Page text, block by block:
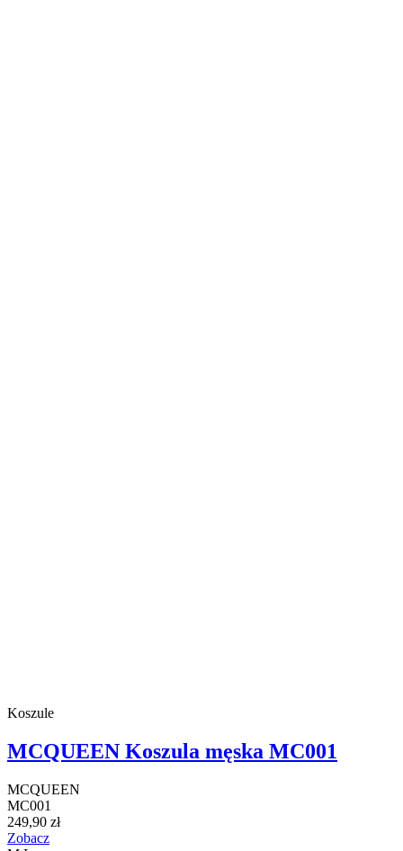
Koszule
MCQUEEN Koszula męska MC001
MCQUEEN
MC001
249,90 zł
Zobacz